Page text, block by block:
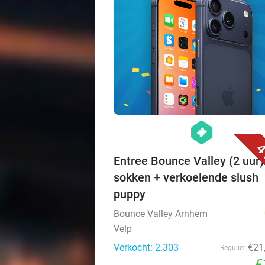
hexagon
events
Entree Bounce Valley (2
sokken + verkoelende slush
puppy
Bounce Valley Arnhem
Velp
Verkocht: 2.303
Regulier €21